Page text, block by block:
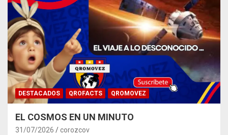
DESTACADOS QROFACTS QROMOVEZ
EL COSMOS EN UN MINUTO
31/07/2026 corozcov